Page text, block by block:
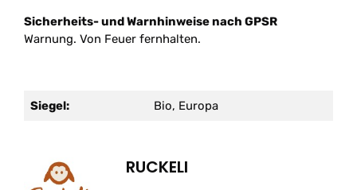
Sicherheits- und Warnhinweise nach GPSR
Warnung. Von Feuer fernhalten.
Siegel: Bio, Europa
RUCKELI